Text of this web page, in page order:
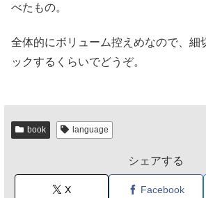
べたもの。
全体的にボリューム控えめなので、細
ックするくらいでどうぞ。
book language
シェアする
X Facebook